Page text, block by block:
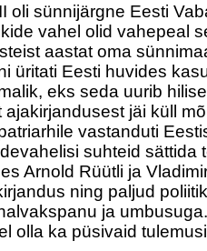
oli sünnijärgne Eesti
vahel olid vahepeal
aastat oma
üritati Eesti huvides
eks seda uurib
ajakirjandusest jäi küll
vastanduti
suhteid sättida
Arnold Rüütli ja
ning paljud
ja
olla ka püsivaid